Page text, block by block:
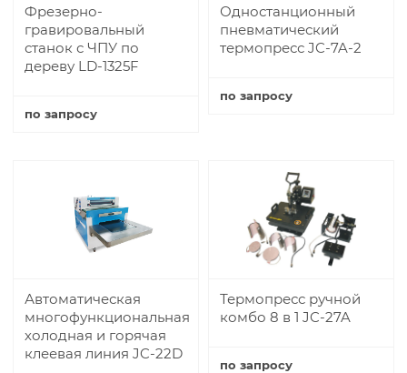
Фрезерно-
гравировальный
станок с ЧПУ по
дереву LD-1325F
по запросу
Одностанционный
пневматический
термопресс JC-7A-2
по запросу
Автоматическая
многофункциональная
холодная и горячая
клеевая линия JC-22D
Термопресс ручной
комбо 8 в 1 JC-27A
по запросу